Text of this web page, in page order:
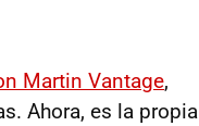
Martin Vantage,
Ahora, es la propia